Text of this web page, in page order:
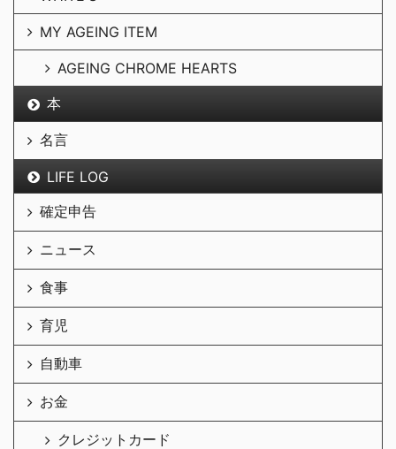
MY AGEING ITEM
AGEING CHROME HEARTS
本
名言
LIFE LOG
確定申告
ニュース
食事
育児
自動車
お金
クレジットカード